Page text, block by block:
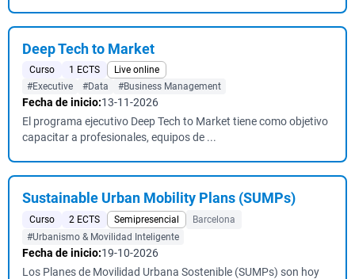
Deep Tech to Market
Curso 1 ECTS
Live online
#Executive
#Data #Business Management
Fecha de inicio:13-11-2026
El programa ejecutivo Deep Tech to Market tiene como objetivo
capacitar a profesionales, equipos de ...
Sustainable Urban Mobility Plans (SUMPs)
Curso 2 ECTS Semipresencial
Barcelona
#Urbanismo & Movilidad Inteligente
Fecha de inicio:19-10-2026
Los Planes de Movilidad Urbana Sostenible (SUMPs) son hoy